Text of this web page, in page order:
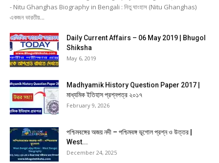
- Nitu Ghanghas Biography in Bengali : নিতু ঘাংহাস (Nitu Ghanghas)
একজন ভারতীয়...
Daily Current Affairs – 06 May 2019 | Bhugol
Shiksha
May 6, 2019
Madhyamik History Question Paper 2017 |
মাধ্যমিক ইতিহাস প্রশ্নপত্র ২০১৭
February 9, 2026
পশ্চিমবঙ্গের অজয় নদী – পশ্চিমবঙ্গ ভূগোল প্রশ্ন ও উত্তর |
West...
December 24, 2025